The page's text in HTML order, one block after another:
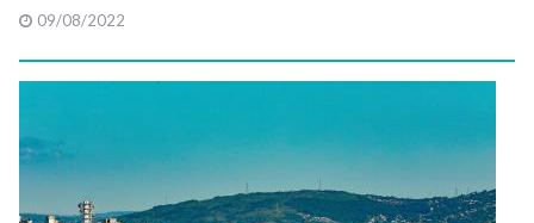
09/08/2022